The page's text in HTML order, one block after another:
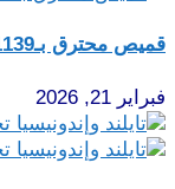
قميص محترق بـ1139 دولارا.. هل تفقد الموضة عقلها؟
فبراير 21, 2026